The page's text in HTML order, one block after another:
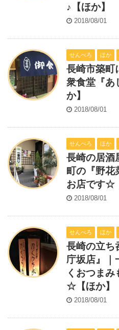
♪【ほか】
2018/08/01
せんべろ ほか
長崎市築町
衆食堂『
か】
2018/08/01
せんべろ ほか
長崎の居酒
町の『野花
お店です☆
2018/08/01
せんべろ ほか
長崎の立ち
庁坂店』｜
くおつま
☆【ほか】
2018/08/01